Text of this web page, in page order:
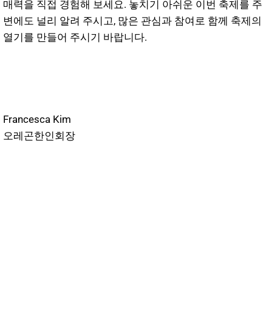
매력을 직접 경험해 보세요. 놓치기 아쉬운 이번 축제를 주
변에도 널리 알려 주시고, 많은 관심과 참여로 함께 축제의
열기를 만들어 주시기 바랍니다.
Francesca Kim
오레곤한인회장